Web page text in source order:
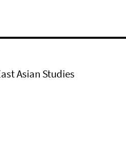
Asian Studies